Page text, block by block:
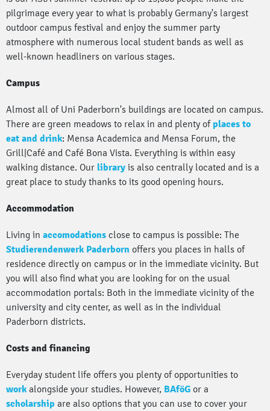
pilgrimage every year to what is probably Germany's largest
outdoor campus festival and enjoy the summer party
atmosphere with numerous local student bands as well as
well-known headliners on various stages.
Campus
Almost all of Uni Paderborn's buildings are located on campus.
There are green meadows to relax in and plenty of places to
eat and drink: Mensa Academica and Mensa Forum, the
Grill|Café and Café Bona Vista. Everything is within easy
walking distance. Our library is also centrally located and is a
great place to study thanks to its good opening hours.
Accommodation
Living in accomodations close to campus is possible: The
Studierendenwerk Paderborn offers you places in halls of
residence directly on campus or in the immediate vicinity. But
you will also find what you are looking for on the usual
accommodation portals: Both in the immediate vicinity of the
university and city center, as well as in the individual
Paderborn districts.
Costs and financing
Everyday student life offers you plenty of opportunities to
work alongside your studies. However, BAföG or a
scholarship are also options that you can use to cover your